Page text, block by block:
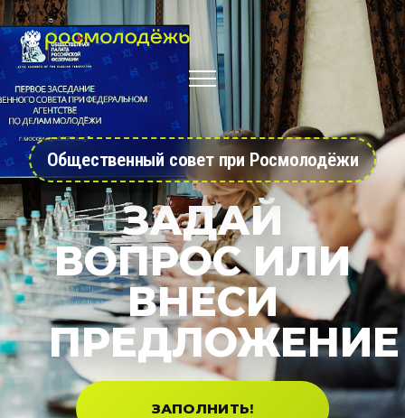
Общественный совет при Росмолодёжи
ЗАДАЙ
ВОПРОС ИЛИ
ВНЕСИ
ПРЕДЛОЖЕНИЕ
ЗАПОЛНИТЬ!